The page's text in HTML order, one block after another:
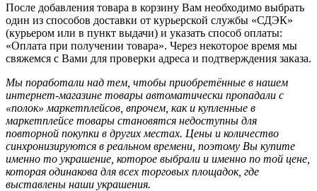
После добавления товара в корзину Вам необходимо выбрать
один из способов доставки от курьерской службы «СДЭК»
(курьером или в пункт выдачи) и указать способ оплаты:
«Оплата при получении товара». Через некоторое время мы
свяжемся с Вами для проверки адреса и подтверждения заказа.
Мы поработали над тем, чтобы приобретённые в нашем
интернет-магазине товары автоматически пропадали с
«полок» маркетплейсов, впрочем, как и купленные в
маркетплейсе товары становятся недоступны для
повторной покупки в других местах. Цены и количество
синхронизируются в реальном времени, поэтому Вы купите
именно то украшение, которое выбрали и именно по той цене,
которая одинакова для всех торговых площадок, где
выставлены наши украшения.